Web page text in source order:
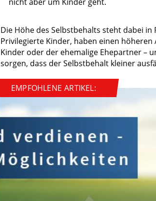
Die Höhe des Selbstbehalts steht dabei
Privilegierte Kinder, haben einen
Kinder oder der ehemalige Ehepartner –
sorgen, dass der Selbstbehalt kleiner
EMPFOHLENE ARTIKEL: